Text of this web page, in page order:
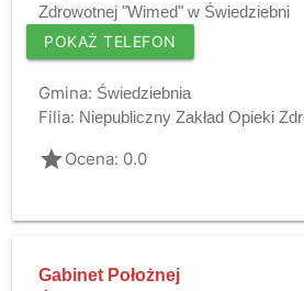
Zdrowotnej "Wimed" w Świedziebni
POKAŻ TELEFON
Gmina: Świedziebnia
Filia: Niepubliczny Zakład Opieki
gradeOcena: 0.0
Gabinet Położnej